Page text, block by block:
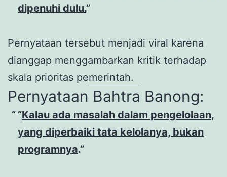
dipenuhi dulu.”
Pernyataan tersebut menjadi viral karena
dianggap menggambarkan kritik terhadap
skala prioritas pemerintah.
Pernyataan Bahtra Banong:
“Kalau ada masalah dalam pengelolaan,
yang diperbaiki tata kelolanya, bukan
programnya.”